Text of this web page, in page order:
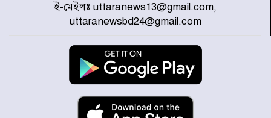
জুলাই গণঅভ্যুত্থানে আহত যোদ্ধা
মিতুর খোঁজ নিলেন প্রধানমন্ত্রী
উত্তরায় জুলাই গণঅভ্যুত্থানের ৯২
শহীদের তালিকা প্রকাশ করল JRA
ই-মেইলঃ uttaranews13@gmail.com,
uttaranewsbd24@gmail.com